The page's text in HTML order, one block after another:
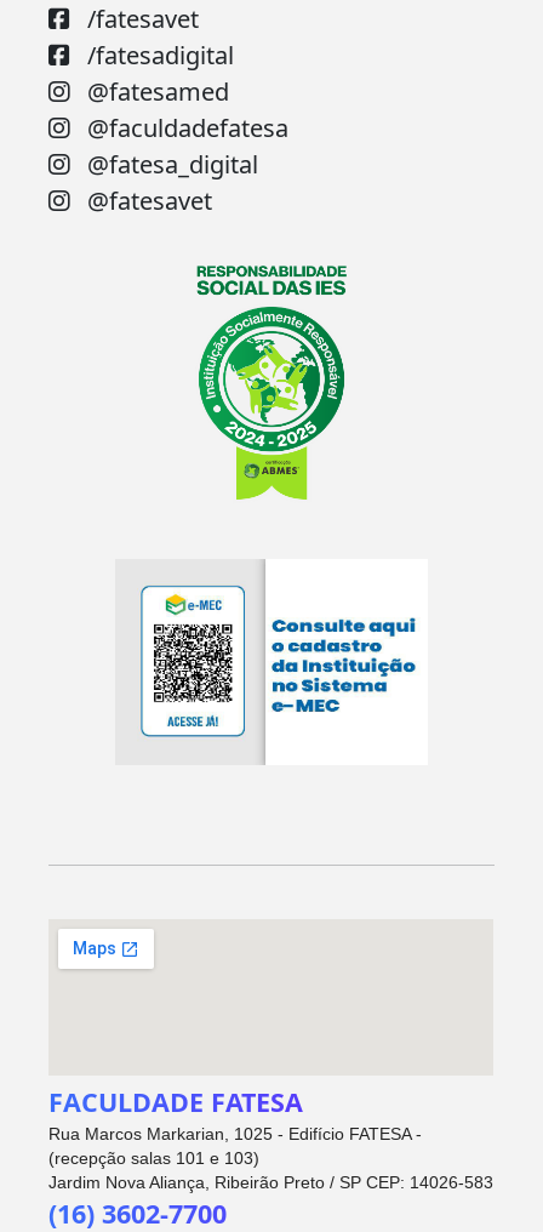
/fatesavet
/fatesadigital
@fatesamed
@faculdadefatesa
@fatesa_digital
@fatesavet
FACULDADE FATESA
Rua Marcos Markarian, 1025 - Edifício FATESA -
(recepção salas 101 e 103)
Jardim Nova Aliança, Ribeirão Preto / SP CEP: 14026-583
(16) 3602-7700